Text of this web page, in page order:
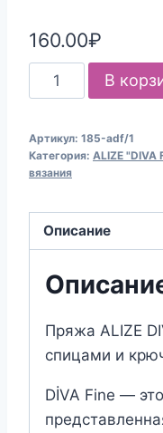
160.00₽
Количество
товара
для
вязания
"DIVA
FINE"
Розовый
В
Артикул: 185-adf/1
Категория: ALIZE "DIVA
вязания
Описание
Пряжа ALIZE
спицами и
DİVA Fine —